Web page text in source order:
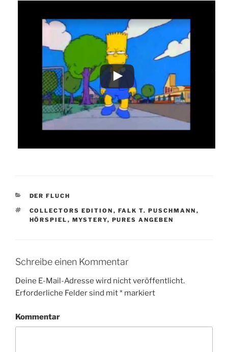
KATEGORIEN
DER FLUCH
SCHLAGWÖRTER
COLLECTORS EDITION , FALK T. PUSCHMANN ,
HÖRSPIEL , MYSTERY, PURES ANGEBEN
Schreibe einen Kommentar
Deine E-Mail-Adresse wird nicht veröffentlicht.
Erforderliche Felder sind mit* markiert
Kommentar